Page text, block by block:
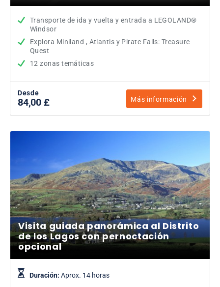
Transporte de ida y vuelta y entrada a LEGOLAND®
Windsor
Explora Miniland , Atlantis y Pirate Falls: Treasure
Quest
12 zonas temáticas
Desde
84,00 £ Más información
Visita guiada panorámica al Distrito
de los Lagos con pernoctación
opcional
Duración: Aprox. 14 horas